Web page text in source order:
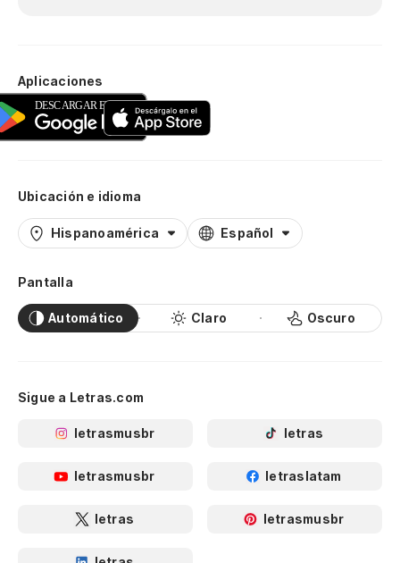
Aplicaciones
Ubicación e idioma
Hispanoamérica Español
Pantalla
Automático Claro Oscuro
Sigue a Letras.com
letrasmusbr letras
letrasmusbr letraslatam
letras letrasmusbr